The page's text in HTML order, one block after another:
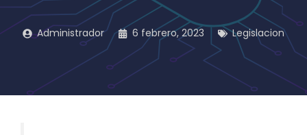
Administrador 6 febrero, 2023 Legislacion